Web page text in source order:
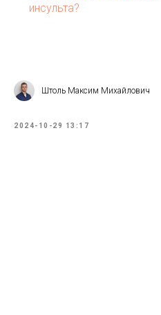
инсульта?
Штоль Максим Михайлович
2024-10-29 13:17